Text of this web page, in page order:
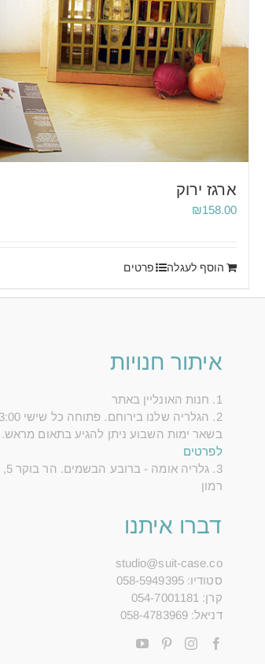
ארגז ירוק
₪158.00
הוסף לעגלה פרטים
איתור חנויות
1. חנות האונליין באתר
בשאר ימות השבוע ניתן להגיע בתאום מראש.
לפרטים
3.
רמון
דברו איתנו
studio@suit-case.co
סטודיו: 058-5949395
קרן: 054-7001181
דניאל: 058-4783969